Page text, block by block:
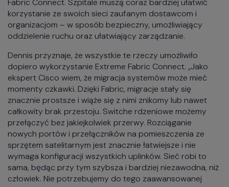
Fabric Connect. Szpitale muszą coraz bardziej ułatwić
korzystanie ze swoich sieci zaufanym dostawcom i
organizacjom – w sposób bezpieczny, umożliwiający
oddzielenie ruchu oraz ułatwiający zarządzanie.
Dennis przyznaje, że wszystkie te rzeczy umożliwiło
dopiero wykorzystanie Extreme Fabric Connect. „Jako
ekspert Cisco wiem, że migracja systemów może mieć
momenty czkawki. Dzięki Fabric, migracje stały się
znacznie prostsze i wiąże się z nimi znikomy lub nawet
całkowity brak przestoju. Switche rdzeniowe możemy
przełączyć bez jakiejkolwiek przerwy. Rozciąganie
nowych portów i przełączników na pomieszczenia ze
sprzętem satelitarnym jest znacznie łatwiejsze i nie
wymaga konfiguracji wszystkich uplinków. Sieć robi to
sama, będąc przy tym szybsza i bardziej niezawodna, niż
człowiek. Nie potrzebujemy do tego zaawansowanej